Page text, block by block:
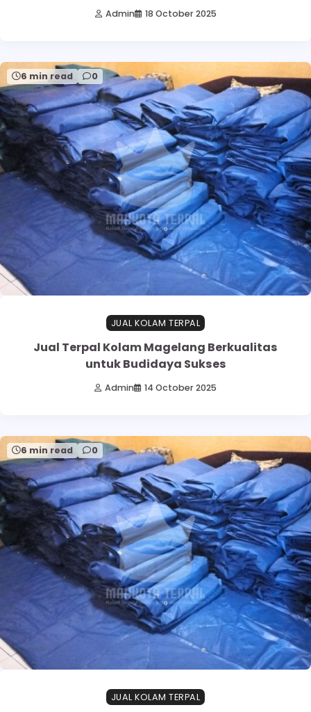
Admin 18 October 2025
6 min read 0
JUAL KOLAM TERPAL
Jual Terpal Kolam Magelang Berkualitas
untuk Budidaya Sukses
Admin 14 October 2025
6 min read 0
JUAL KOLAM TERPAL